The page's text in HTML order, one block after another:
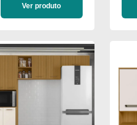
Ver produto